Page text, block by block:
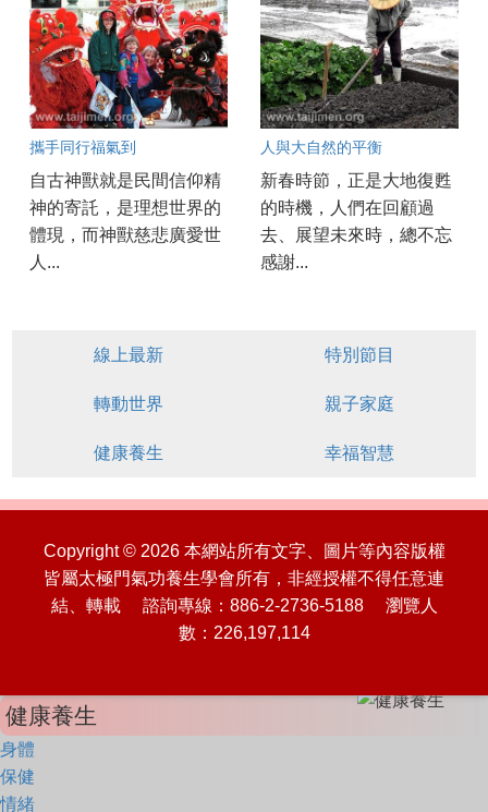
攜手同行福氣到
自古神獸就是民間信仰精
神的寄託，是理想世界的
體現，而神獸慈悲廣愛世
人...
人與大自然的平衡
新春時節，正是大地復甦
的時機，人們在回顧過
去、展望未來時，總不忘
感謝...
線上最新 特別節目
轉動世界 親子家庭
健康養生 幸福智慧
Copyright © 2026 本網站所有文字、圖片等內容版權
皆屬太極門氣功養生學會所有，非經授權不得任意連
結、轉載 諮詢專線：886-2-2736-5188 瀏覽人
數：226,197,114
健康養生
身體
保健
情緒